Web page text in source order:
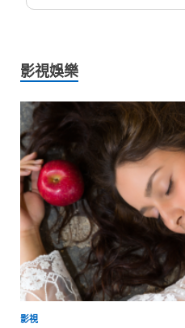
影視娛樂
影視